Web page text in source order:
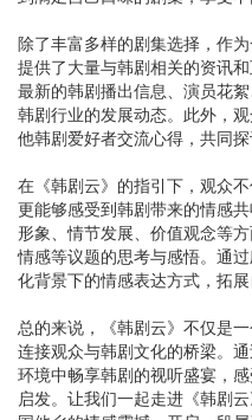
除了丰富多样的剧集选择，作
提供了大量与韩剧相关的资讯
最新的韩剧播出信息、演员花
韩剧行业的发展动态。此外，
他韩剧爱好者交流心得，共同探
在《韩剧云》的指引下，观众
更能够感受到韩剧带来的情感
形象、情节发展、价值观念等
情感等议题的思考与感悟。通
化背景下的情感表达方式，拓展
总的来说，《韩剧云》不仅是
连接观众与韩剧文化的桥梁。
环境中畅享韩剧的视听盛宴，
启发。让我们一起走进《韩剧